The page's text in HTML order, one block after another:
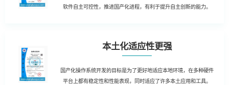
软件自主可控性，推进国产化进程，有利于提升自主创新的能力。
本土化适应性更强
国产化操作系统开发的目标是为了更好地适应本地环境，在多种硬件
平台上都有稳定性和性能表现，同时适应了许多本土应用和工具。